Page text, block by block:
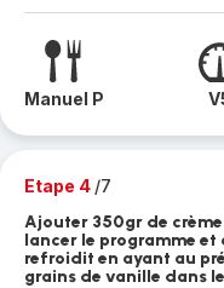
Manuel P
Etape 4 /7
Ajouter 350gr de
lancer le programme
refroidit en ayant au
grains de vanille dans